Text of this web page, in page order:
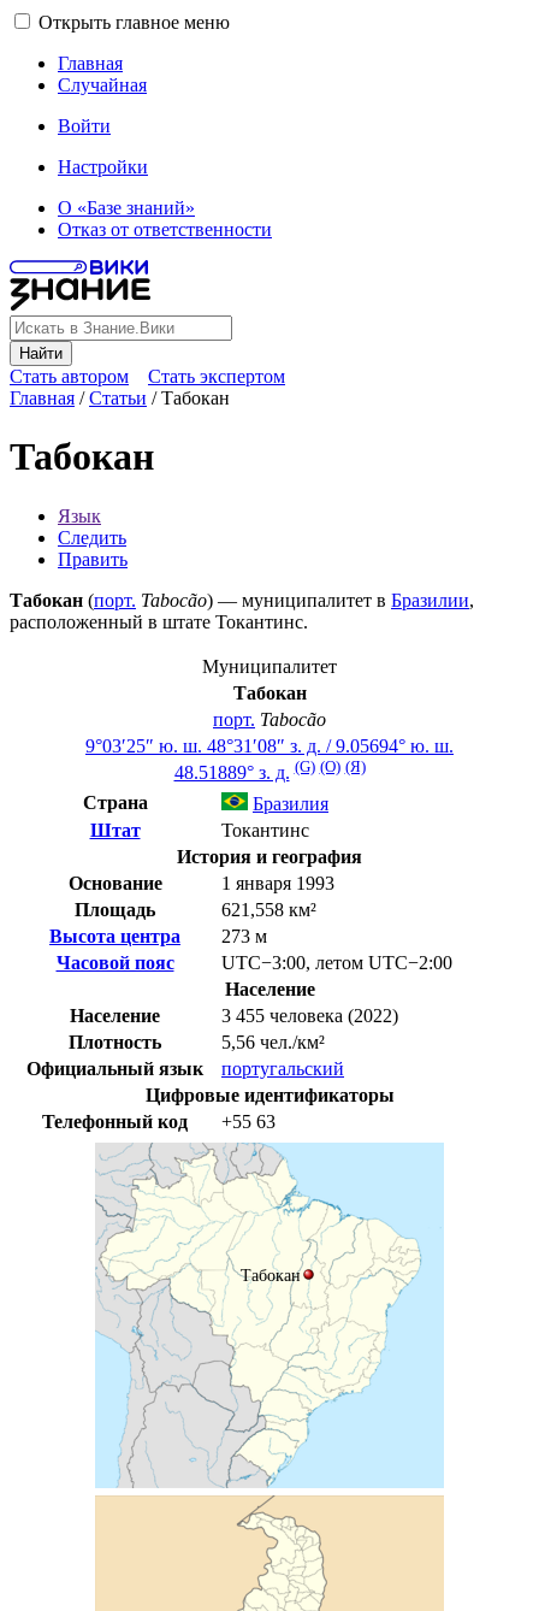
Открыть главное меню
Главная
Случайная
Войти
Настройки
О «Базе знаний»
Отказ от ответственности
Найти
Стать автором
Стать экспертом
Главная /Статьи /Табокан
Табокан
Язык
Следить
Править
Табокан (порт. Tabocão) — муниципалитет в Бразилии,
расположенный в штате Токантинс.
Муниципалитет
Табокан
порт. Tabocão
9°03′25″ ю. ш. 48°31′08″ з. д. /9.05694° ю. ш.
48.51889° з. д. (G) (O) (Я)
Страна
Бразилия
Штат
Токантинс
История и география
Основание
1 января 1993
Площадь
621,558 км²
Высота центра
273 м
Часовой пояс
UTC−3:00, летом UTC−2:00
Население
Население
3 455 человека (2022)
Плотность
5,56 чел./км²
Официальный язык
португальский
Цифровые идентификаторы
Телефонный код
+55 63
Табокан